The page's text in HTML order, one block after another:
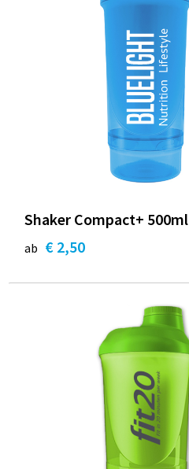
Shaker Compact+ 500ml
ab € 2,50